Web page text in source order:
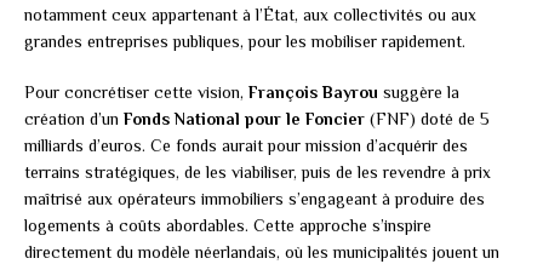
notamment ceux appartenant à l’État, aux collectivités ou aux
grandes entreprises publiques, pour les mobiliser rapidement.
Pour concrétiser cette vision, François Bayrou suggère la
création d’un Fonds National pour le Foncier (FNF) doté de 5
milliards d’euros. Ce fonds aurait pour mission d’acquérir des
terrains stratégiques, de les viabiliser, puis de les revendre à prix
maîtrisé aux opérateurs immobiliers s’engageant à produire des
logements à coûts abordables. Cette approche s’inspire
directement du modèle néerlandais, où les municipalités jouent un